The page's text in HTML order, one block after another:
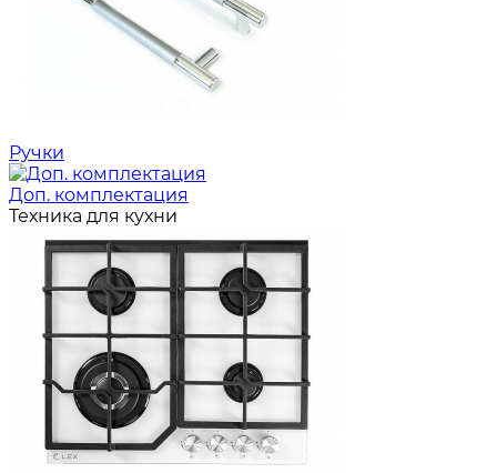
Ручки
Доп. комплектация
Техника для кухни